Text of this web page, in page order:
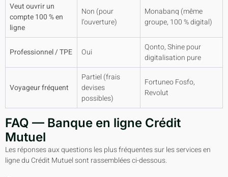
Veut ouvrir un
compte 100 % en
ligne
Non (pour
l’ouverture)
Monabanq (même
groupe, 100 % digital)
Professionnel / TPE Oui
Qonto, Shine pour
digitalisation pure
Voyageur fréquent
Partiel (frais
devises
possibles)
Fortuneo Fosfo,
Revolut
FAQ — Banque en ligne Crédit
Mutuel
Les réponses aux questions les plus fréquentes sur les services en
ligne du Crédit Mutuel sont rassemblées ci-dessous.